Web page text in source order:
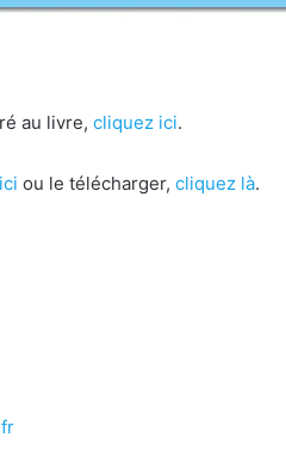
au livre, cliquez ici.
ou le télécharger, cliquez là.